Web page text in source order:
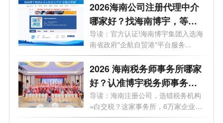
2026海南公司注册代理中介
哪家好？找海南博宇，等于
上了"官方保险"
导读：官方认证!海南博宇集团入选海
南省政府"企航自贸港"平台服务...
2026 海南税务师事务所哪家
好？认准博宇税务师事务
所，做企业身边的 “自贸港合
规卫士”
导读：海南注册公司，选错税务机构
=白交税？这家事务所，6万家企业的
选择...